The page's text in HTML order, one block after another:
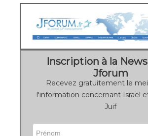
Inscription à la
Jforum
Recevez gratuitement le
l'information concernant Israël
Juif